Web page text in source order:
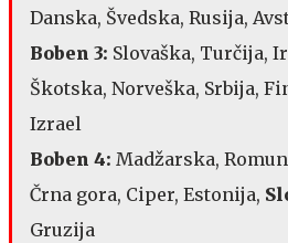
Danska, Švedska, Rusija,
Boben 3: Slovaška, Turčija,
Škotska, Norveška, Srbija,
Izrael
Boben 4: Madžarska,
Črna gora, Ciper, Estonija,
Gruzija